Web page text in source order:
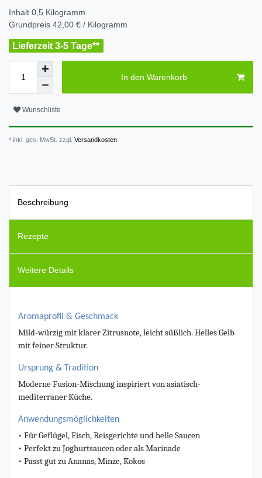
Inhalt 0,5 Kilogramm
Grundpreis 42,00 € / Kilogramm
Lieferzeit 3-5 Tage**
In den Warenkorb
Wunschliste
* inkl. ges. MwSt. zzgl. Versandkosten
Beschreibung
Rezepte
Weitere Details
Aromaprofil & Geschmack
Mild-würzig mit klarer Zitrusnote, leicht süßlich. Helles Gelb
mit feiner Struktur.
Ursprung & Tradition
Moderne Fusion-Mischung inspiriert von asiatisch-
mediterraner Küche.
Anwendungsmöglichkeiten
• Für Geflügel, Fisch, Reisgerichte und helle Saucen
• Perfekt zu Joghurtsaucen oder als Marinade
• Passt gut zu Ananas, Minze, Kokos